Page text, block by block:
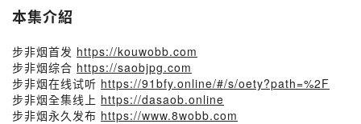
本集介紹
步非烟首发 https://kouwobb.com
步非烟综合 https://saobjpg.com​
步非烟在线试听 https://91bfy.online/#/s/oety?path=%2F
步非烟全集线上 https://dasaob.online
步非烟永久发布 https://www.8wobb.com